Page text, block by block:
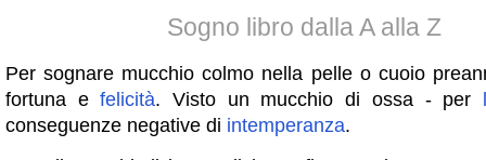
Sogno libro dalla A alla Z
Per sognare mucchio colmo nella pelle o cuoio
fortuna efelicità. Visto un mucchio di ossa - per
conseguenze negative di intemperanza.